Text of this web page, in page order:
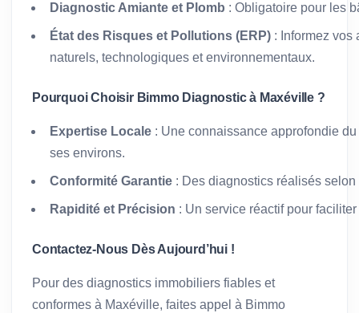
Diagnostic Amiante et Plomb : Obligatoire pour les
État des Risques et Pollutions (ERP) : Informez vos
naturels, technologiques et environnementaux.
Pourquoi Choisir Bimmo Diagnostic à Maxéville ?
Expertise Locale : Une connaissance approfondie
ses environs.
Conformité Garantie : Des diagnostics réalisés
Rapidité et Précision : Un service réactif pour
Contactez-Nous Dès Aujourd’hui !
Pour des diagnostics immobiliers fiables et
conformes à Maxéville, faites appel à Bimmo